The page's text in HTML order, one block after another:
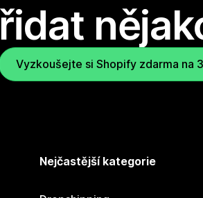
Vyzkoušejte si Shopify zdarma na
Nejčastější kategorie